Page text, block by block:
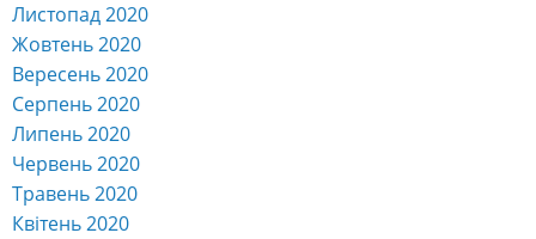
Листопад 2020
Жовтень 2020
Вересень 2020
Серпень 2020
Липень 2020
Червень 2020
Травень 2020
Квітень 2020